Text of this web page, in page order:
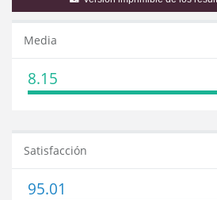
Media
8.15
Satisfacción
95.01